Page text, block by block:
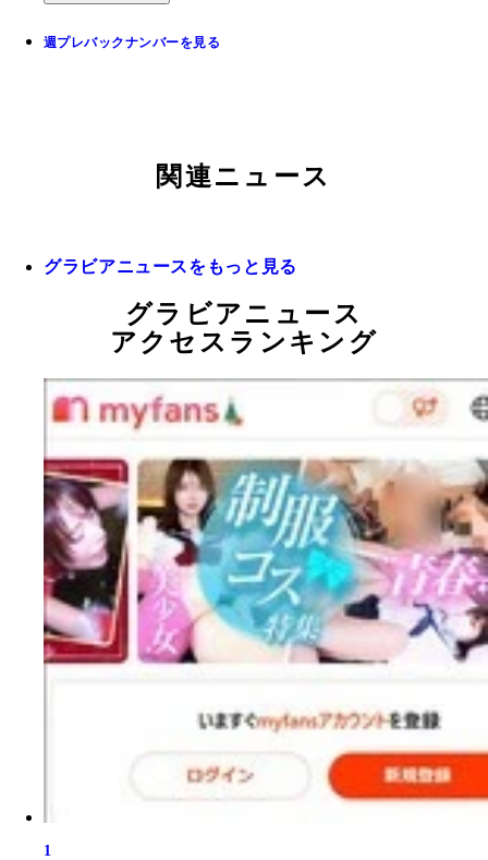
週プレバックナンバーを見る
関連ニュース
グラビアニュースをもっと見る
グラビアニュース
アクセスランキング
1